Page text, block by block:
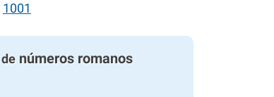
1001
denúmeros romanos